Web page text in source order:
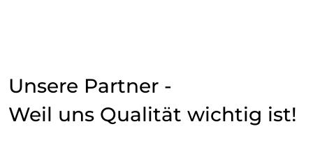
Unsere Partner -
Weil uns Qualität wichtig ist!